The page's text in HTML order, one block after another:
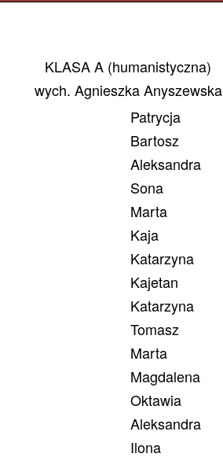
KLASA A (humanistyczna)
wych. Agnieszka Anyszewska
Patrycja
Bartosz
Aleksandra
Sona
Marta
Kaja
Katarzyna
Kajetan
Katarzyna
Tomasz
Marta
Magdalena
Oktawia
Aleksandra
Ilona